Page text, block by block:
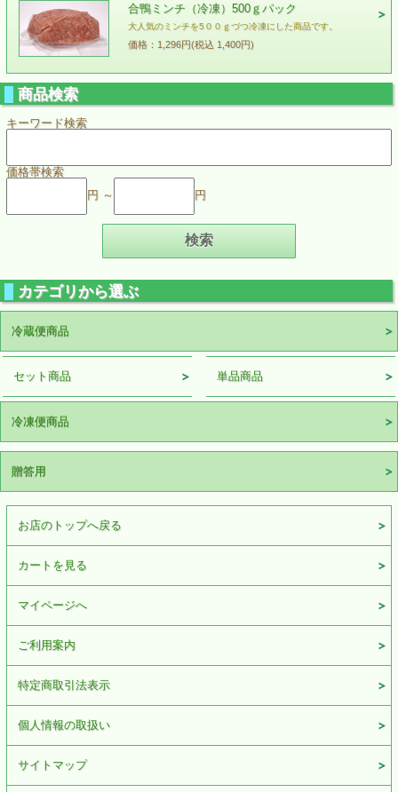
合鴨ミンチ（冷凍）500ｇパック
大人気のミンチを5００ｇづつ冷凍にした商品です。
価格：1,296円(税込 1,400円)
商品検索
キーワード検索
価格帯検索
円 ～
円
カテゴリから選ぶ
冷蔵便商品
セット商品 単品商品
冷凍便商品
贈答用
お店のトップへ戻る
カートを見る
マイページへ
ご利用案内
特定商取引法表示
個人情報の取扱い
サイトマップ